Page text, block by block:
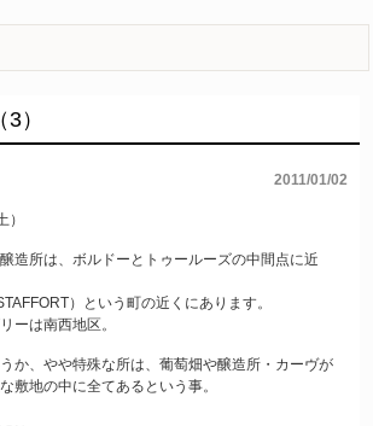
）
2011/01/02
造所は、ボルドーとトゥールーズの中間点に近
）という町の近くにあります。
ーは南西地区。
か、やや特殊な所は、葡萄畑や醸造所・カーヴが
敷地の中に全てあるという事。